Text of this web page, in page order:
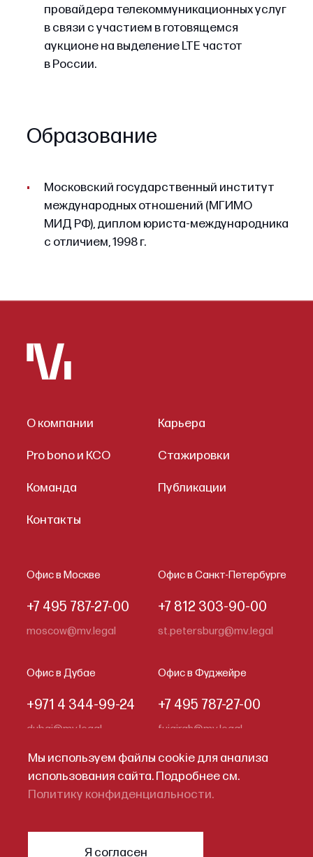
провайдера телекоммуникационных услуг
в связи с участием в готовящемся
аукционе на выделение LTE частот
в России.
Образование
Московский государственный институт
международных отношений (МГИМО
МИД РФ), диплом юриста-международника
с отличием, 1998 г.
О компании Карьера
Pro bono и КСО Стажировки
Команда Публикации
Контакты
Офис в Москве
+7 495 787-27-00
moscow@mv.legal
Офис в Санкт-Петербурге
+7 812 303-90-00
st.petersburg@mv.legal
Офис в Дубае
+971 4 344-99-24
dubai@mv.legal
Офис в Фуджейре
+7 495 787-27-00
fujairah@mv.legal
Кодекс делового поведения
Мы используем файлы cookie для анализа
использования сайта. Подробнее см.
Политику конфиденциальности.
Я согласен